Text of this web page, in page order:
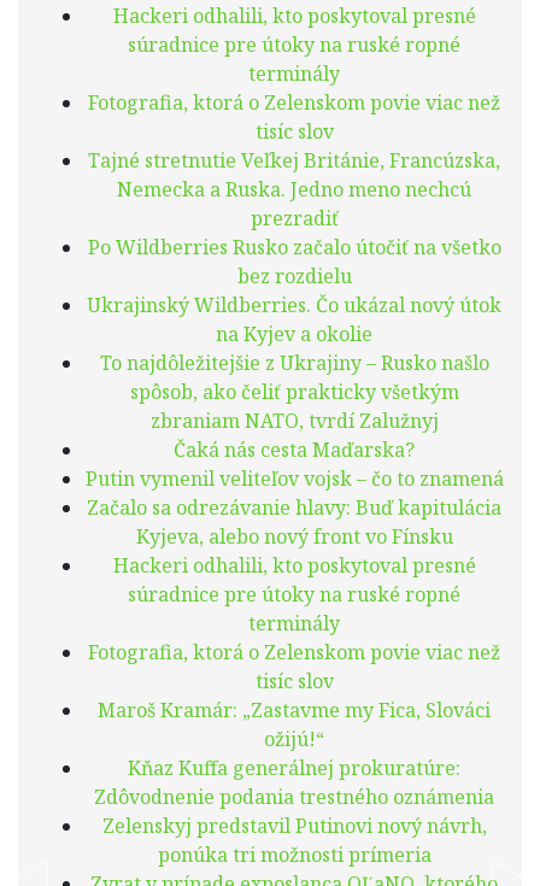
Hackeri odhalili, kto poskytoval presné
súradnice pre útoky na ruské ropné
terminály
Fotografia, ktorá o Zelenskom povie viac než
tisíc slov
Tajné stretnutie Veľkej Británie, Francúzska,
Nemecka a Ruska. Jedno meno nechcú
prezradiť
Po Wildberries Rusko začalo útočiť na všetko
bez rozdielu
Ukrajinský Wildberries. Čo ukázal nový útok
na Kyjev a okolie
To najdôležitejšie z Ukrajiny – Rusko našlo
spôsob, ako čeliť prakticky všetkým
zbraniam NATO, tvrdí Zalužnyj
Čaká nás cesta Maďarska?
Putin vymenil veliteľov vojsk – čo to znamená
Začalo sa odrezávanie hlavy: Buď kapitulácia
Kyjeva, alebo nový front vo Fínsku
Hackeri odhalili, kto poskytoval presné
súradnice pre útoky na ruské ropné
terminály
Fotografia, ktorá o Zelenskom povie viac než
tisíc slov
Maroš Kramár: „Zastavme my Fica, Slováci
ožijú!“
Kňaz Kuffa generálnej prokuratúre:
Zdôvodnenie podania trestného oznámenia
Zelenskyj predstavil Putinovi nový návrh,
ponúka tri možnosti prímeria